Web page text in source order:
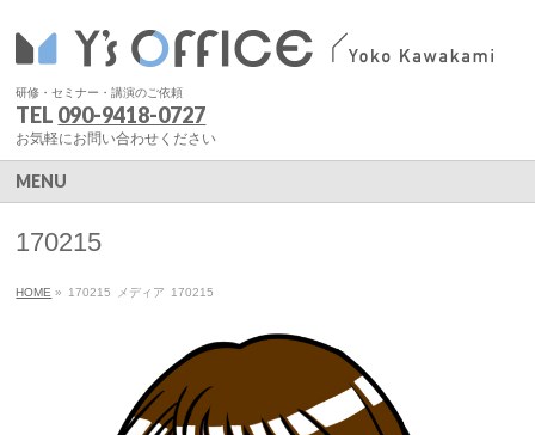
研修・セミナー・講演のご依頼
TEL 090-9418-0727
お気軽にお問い合わせください
MENU
170215
HOME » 170215 メディア 170215